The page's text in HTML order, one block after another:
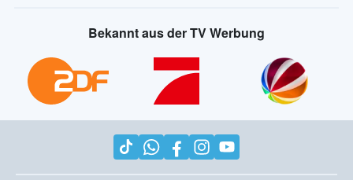
Bekannt aus der TV Werbung